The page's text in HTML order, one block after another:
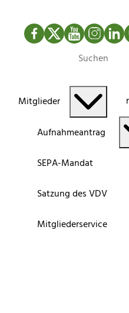
Facebook
TwitterYouTube
Suche
Mitglieder
Aufnahmeantrag
SEPA-Mandat
Satzung des VDV
Mitgliederservice